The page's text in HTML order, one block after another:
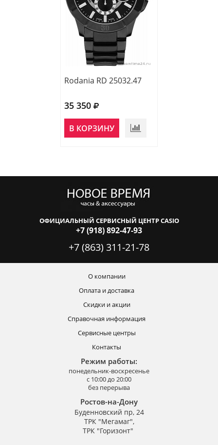
Rodania RD 25032.47
35 350
В КОРЗИНУ
ОФИЦИАЛЬНЫЙ СЕРВИСНЫЙ ЦЕНТР CASIO
+7 (918) 892-47-93
+7 (863) 311-21-78
О компании
Оплата и доставка
Скидки и акции
Справочная информация
Сервисные центры
Контакты
Режим работы:
понедельник-воскресенье
с 10:00 до 20:00
без перерыва
Ростов-на-Дону
Буденновский пр, 24
ТРК "Мегамаг",
ТРК "Горизонт"